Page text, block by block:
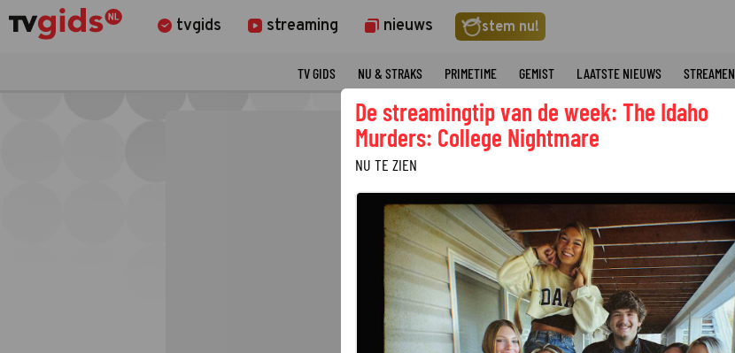
tvgids streaming nieuws stem nu!
TV GIDS NU & STRAKS PRIMETIME GEMIST LAATSTE NIEUWS STREAMEN
De streamingtip van de week: The Idaho
Murders: College Nightmare
NU TE ZIEN